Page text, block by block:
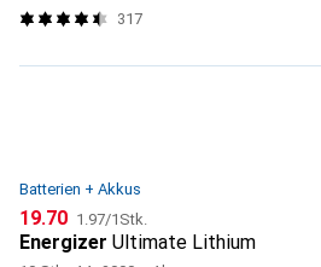
317
Batterien + Akkus
CHF
19.70 CHF
1.97/1Stk.
Energizer Ultimate Lithium